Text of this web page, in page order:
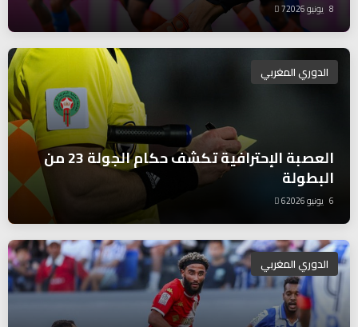
8 يونيو 2026 7
الدوري المغربي
العصبة الإحترافية تكشف حكام الجولة 23 من
البطولة
6 يونيو 2026 6
الدوري المغربي